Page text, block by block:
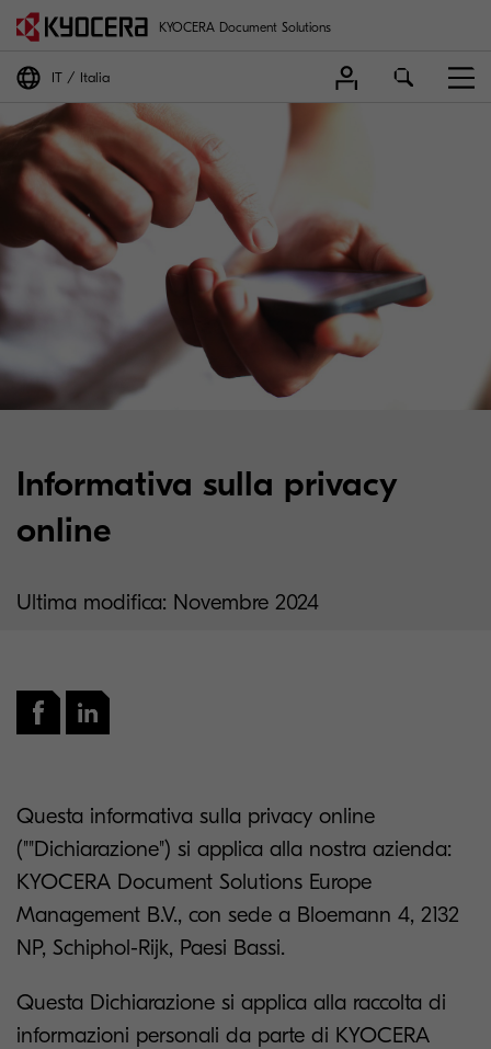
KYOCERA Document Solutions
IT Italia
Informativa sulla privacy
online
Ultima modifica: Novembre 2024
Questa informativa sulla privacy online
(""Dichiarazione") si applica alla nostra azienda:
KYOCERA Document Solutions Europe
Management B.V., con sede a Bloemann 4, 2132
NP, Schiphol-Rijk, Paesi Bassi.
Questa Dichiarazione si applica alla raccolta di
informazioni personali da parte di KYOCERA